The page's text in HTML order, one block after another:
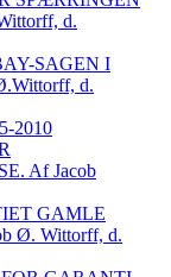
d.
SAGEN I
d.
2010
Af Jacob
GAMLE
Ø. Wittorff, d.